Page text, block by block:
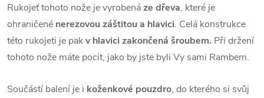
Rukojeť tohoto nože je vyrobenáze dřeva, které je
ohraničené nerezovou záštitou a hlavici. Celá konstrukce
této rukojeti je pakv hlavici zakončená šroubem. Při držení
tohoto nože máte pocit, jako by jste byli Vy sami Rambem.
Součástí balení je i koženkové pouzdro, do kterého si svůj